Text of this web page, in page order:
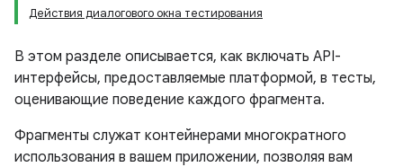
Действия диалогового окна тестирования
В этом разделе описывается, как включать API-
интерфейсы, предоставляемые платформой, в тесты,
оценивающие поведение каждого фрагмента.
Фрагменты служат контейнерами многократного
использования в вашем приложении, позволяя вам